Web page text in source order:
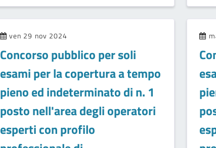
ven 29 nov 2024
Concorso pubblico per soli
esami per la copertura a tempo
pieno ed indeterminato di n. 1
posto nell'area degli operatori
esperti con profilo